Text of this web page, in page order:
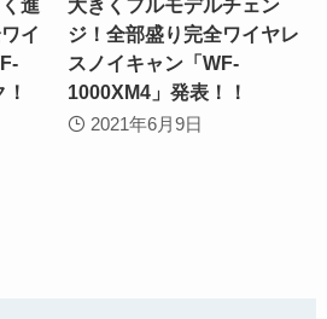
進
イ
大きくフルモデルチェン
ジ！全部盛り完全ワイヤレ
スノイキャン「WF-
1000XM4」発表！！
2021年6月9日